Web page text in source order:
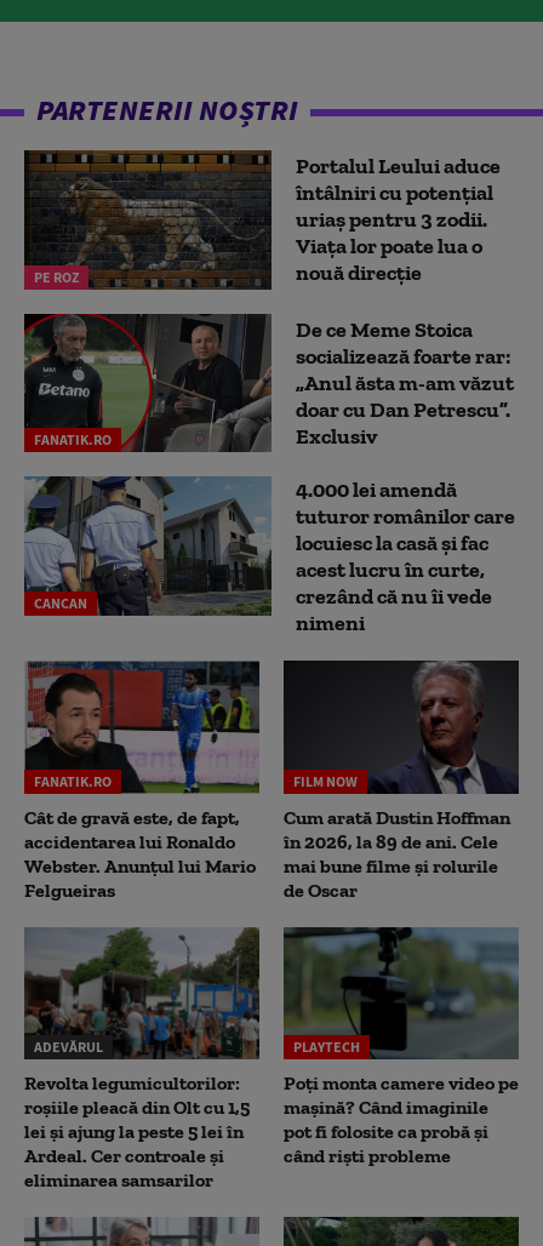
PARTENERII NOȘTRI
PE ROZ
Portalul Leului aduce
întâlniri cu potențial
uriaș pentru 3 zodii.
Viața lor poate lua o
nouă direcție
FANATIK.RO
De ce Meme Stoica
socializează foarte rar:
„Anul ăsta m-am văzut
doar cu Dan Petrescu”.
Exclusiv
CANCAN
4.000 lei amendă
tuturor românilor care
locuiesc la casă și fac
acest lucru în curte,
crezând că nu îi vede
nimeni
FANATIK.RO
Cât de gravă este, de fapt,
accidentarea lui Ronaldo
Webster. Anunțul lui Mario
Felgueiras
FILM NOW
Cum arată Dustin Hoffman
în 2026, la 89 de ani. Cele
mai bune filme și rolurile
de Oscar
ADEVĂRUL
Revolta legumicultorilor:
roșiile pleacă din Olt cu 1,5
lei și ajung la peste 5 lei în
Ardeal. Cer controale și
eliminarea samsarilor
PLAYTECH
Poți monta camere video pe
mașină? Când imaginile
pot fi folosite ca probă și
când riști probleme